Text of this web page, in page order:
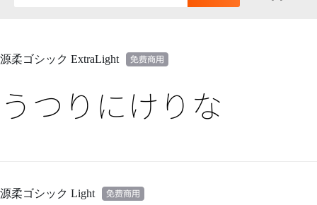
源柔ゴシック ExtraLight
うつりにけりな
源柔ゴシック Light